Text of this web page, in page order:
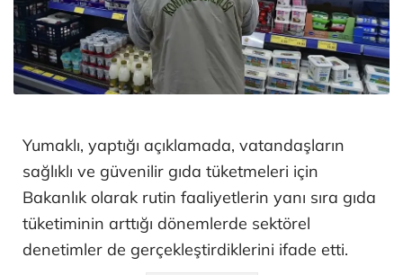
Yumaklı, yaptığı açıklamada, vatandaşların
sağlıklı ve güvenilir gıda tüketmeleri için
Bakanlık olarak rutin faaliyetlerin yanı sıra gıda
tüketiminin arttığı dönemlerde sektörel
denetimler de gerçekleştirdiklerini ifade etti.